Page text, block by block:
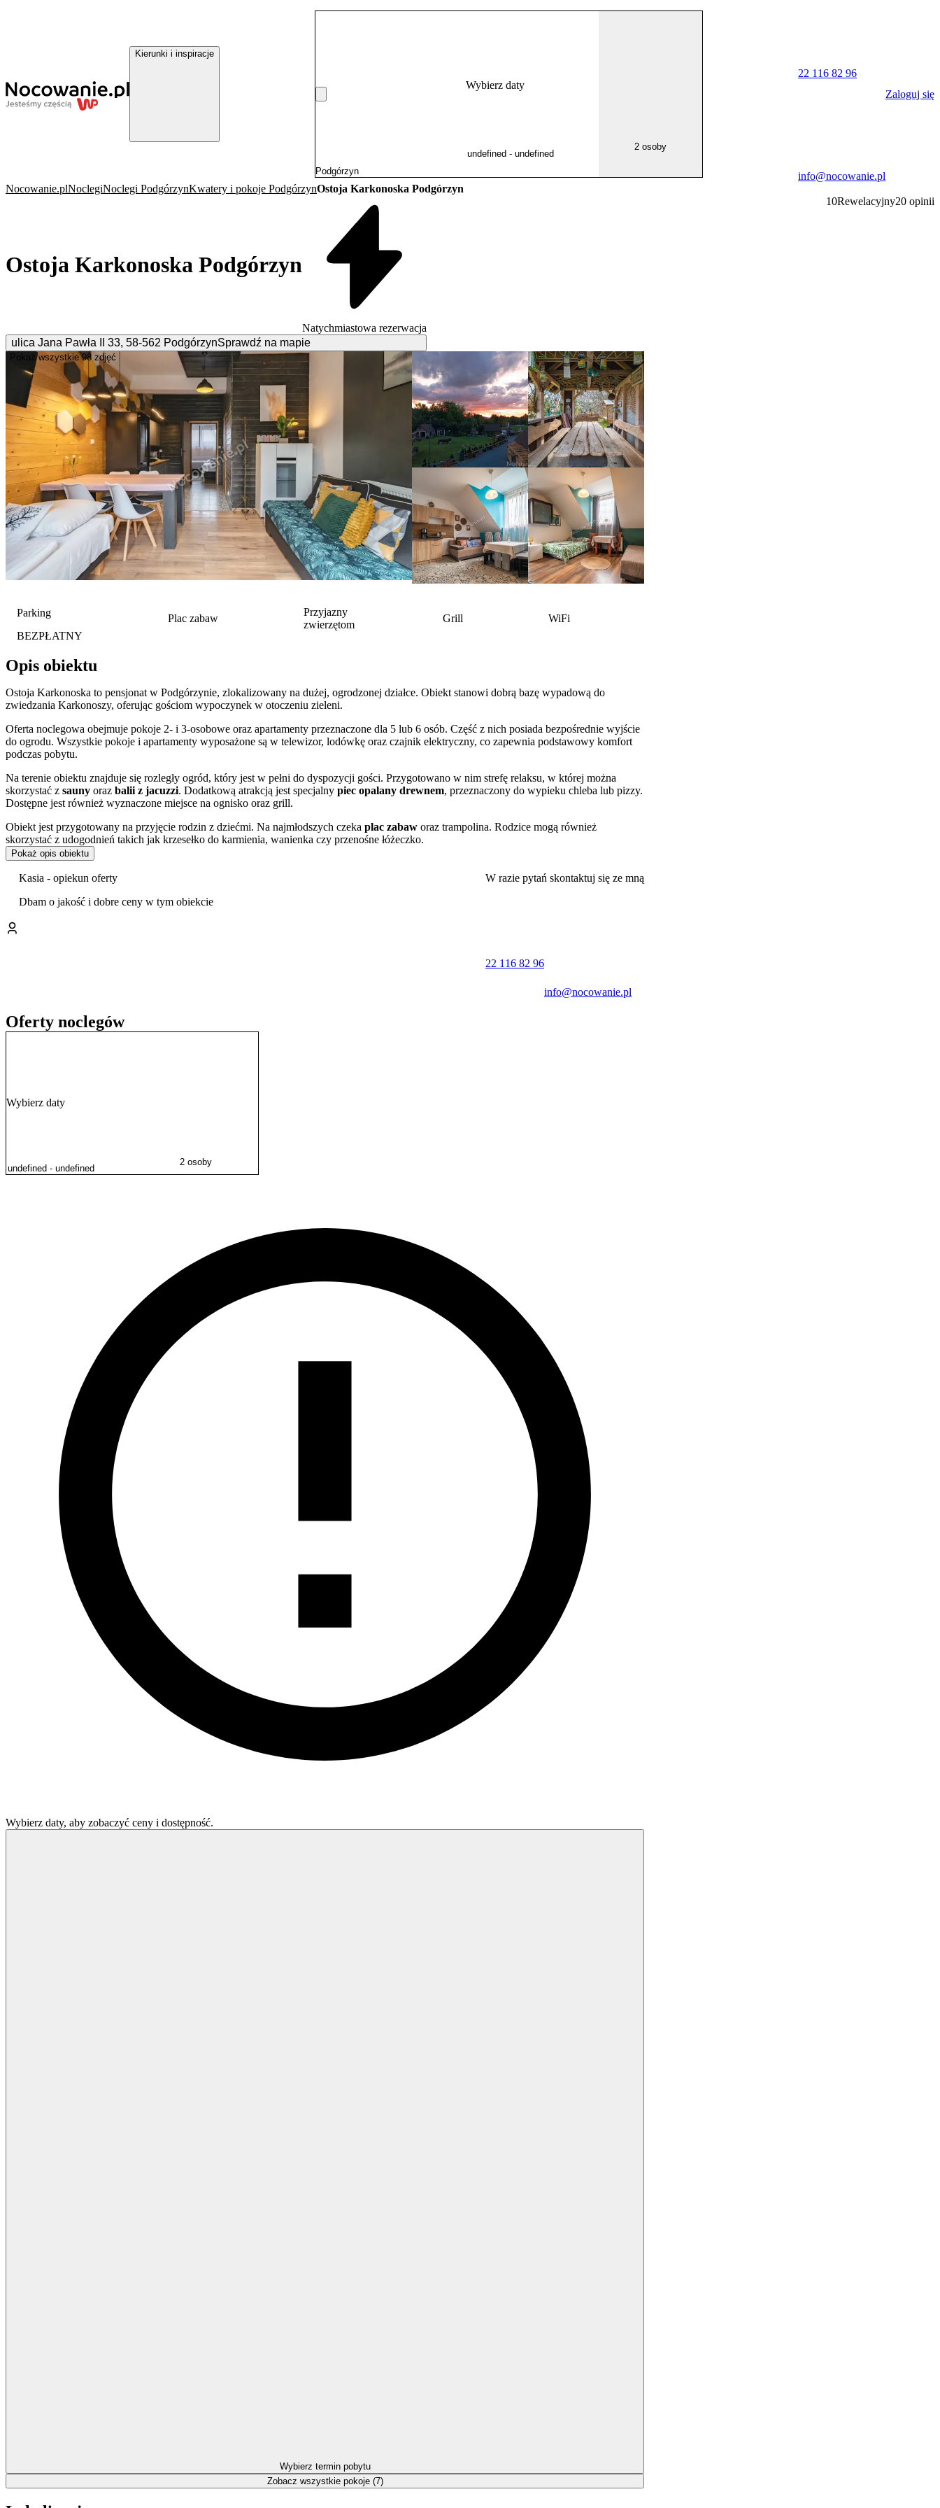
Kierunki i inspiracje
Wybierz daty
2 osoby
22 116 82 96
info@nocowanie.pl
Zaloguj się
Nocowanie.plNoclegiNoclegi PodgórzynKwatery i pokoje PodgórzynOstoja Karkonoska Podgórzyn
Ostoja Karkonoska Podgórzyn
Natychmiastowa rezerwacja
ulica Jana Pawła II
33, 58-562 PodgórzynSprawdź na mapie
10Rewelacyjny20 opinii
Pokaż wszystkie 98 zdjęć
Parking
BEZPŁATNY
Plac zabaw
Przyjazny
zwierzętom
Grill WiFi
Opis obiektu
Ostoja Karkonoska to pensjonat w Podgórzynie, zlokalizowany na dużej, ogrodzonej działce. Obiekt stanowi dobrą bazę wypadową do
zwiedzania Karkonoszy, oferując gościom wypoczynek w otoczeniu zieleni.
Oferta noclegowa obejmuje pokoje 2- i 3-osobowe oraz apartamenty przeznaczone dla 5 lub 6 osób. Część z nich posiada bezpośrednie wyjście
do ogrodu. Wszystkie pokoje i apartamenty wyposażone są w telewizor, lodówkę oraz czajnik elektryczny, co zapewnia podstawowy komfort
podczas pobytu.
Na terenie obiektu znajduje się rozległy ogród, który jest w pełni do dyspozycji gości. Przygotowano w nim strefę relaksu, w której można
skorzystać z sauny oraz balii z jacuzzi. Dodatkową atrakcją jest specjalny piec opalany drewnem, przeznaczony do wypieku chleba lub pizzy.
Dostępne jest również wyznaczone miejsce na ognisko oraz grill.
Obiekt jest przygotowany na przyjęcie rodzin z dziećmi. Na najmłodszych czeka plac zabaw oraz trampolina. Rodzice mogą również
skorzystać z udogodnień takich jak krzesełko do karmienia, wanienka czy przenośne łóżeczko.
Pensjonat położony jest w Podgórzynie, w dogodnej lokalizacji pomiędzy Cieplicami, Karpaczem a Szklarską Porębą. Okolica sprzyja
aktywnemu wypoczynkowi i turystyce pieszej oraz rowerowej. W pobliżu znajdują się liczne atrakcje, takie jak malownicze Stawy
punktów Karkonoszy.
Goście w swoich opiniach bardzo wysoko oceniają czystość obiektu, jakość obsługi oraz ogólny komfort pobytu.
internetu (Wi-Fi). Istnieje możliwość przyjazdu ze zwierzętami. Doba hotelowa rozpoczyna się o godzinie 14:00, a kończy o 10:00.
Pokaż opis obiektu
Kasia - opiekun oferty
Dbam o jakość i dobre ceny w tym obiekcie
W razie pytań skontaktuj się ze mną
22 116 82 96
info@nocowanie.pl
Oferty noclegów
Wybierz daty
2 osoby
Wybierz daty, aby zobaczyć ceny i dostępność.
Wybierz termin pobytu
Zobacz wszystkie pokoje (7)